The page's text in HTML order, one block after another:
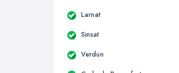
Larnat
Sinsat
Verdun